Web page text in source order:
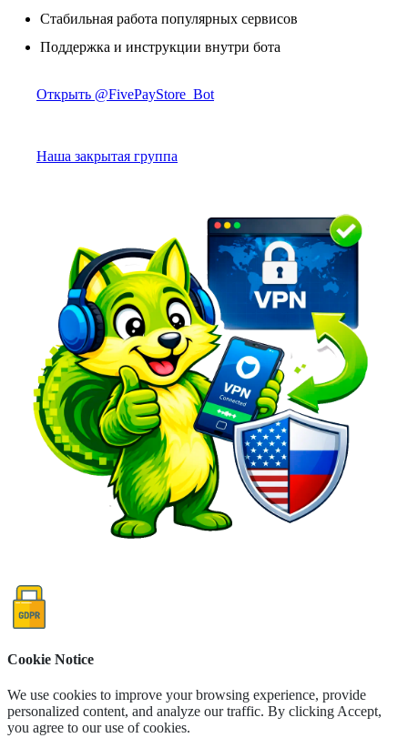
Стабильная работа популярных сервисов
Поддержка и инструкции внутри бота
Открыть @FivePayStore_Bot
Наша закрытая группа
Cookie Notice
We use cookies to improve your browsing experience, provide
personalized content, and analyze our traffic. By clicking Accept,
you agree to our use of cookies.